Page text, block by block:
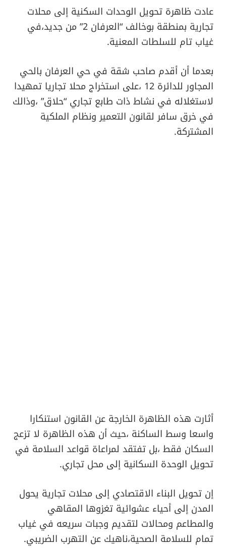
عادت ظاهرة تحويل الوحدات السكنية إلى محلات
تجارية بمنطقة بوخالف “العرفان 2” من جديد،في
غياب تام للسلطات المعنية.
بعدما أن أقدم صاحب شقة في حي العرفان بالحي
المجاور للدائرة 12 ،على استخراج محلا تجاريا تمهيدا
لاستغلاله في نشاط ذات طابع تجاري “حلاق” ،وذالك
في خرق سافر لقانون التعمير ونظام الملكية
المشتركة.
أثارت هذه الظاهرة الخارجة عن القانون استنكارا
واسعا وسط الساكنة ،حيث أن هذه الظاهرة لا تزعج
السكان فقط ،بل تفتقد لمراعاة قواعد السلامة في
تحويل الوحدة السكانية إلى محل تجاري.
إن تحويل البناء الاقتصادي إلى محلات تجارية يحول
المدن إلى أحياء عشوائية تغزوها المقاهي
والمطاعم ومحالات لتقديم وجبات سريعه في غياب
تمام للسلامة الصحية،ناهيك عن التهرب الضريبي.